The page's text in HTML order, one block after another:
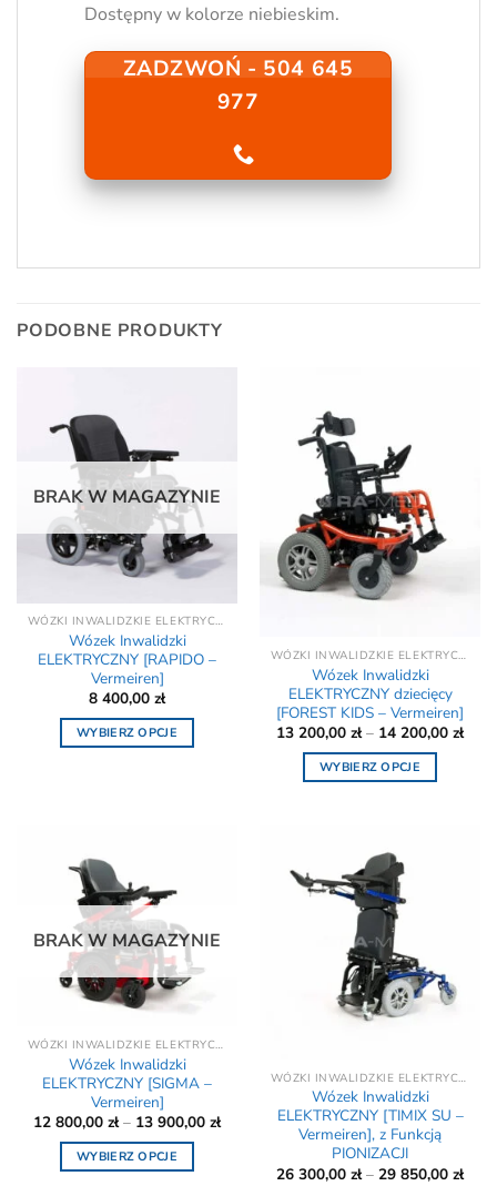
Dostępny w kolorze niebieskim.
ZADZWOŃ - 504 645
977
PODOBNE PRODUKTY
BRAK W MAGAZYNIE
WÓZKI INWALIDZKIE ELEKTRYCZNE - REFUNDACJA NFZ
Wózek Inwalidzki
ELEKTRYCZNY [RAPIDO –
Vermeiren]
8 400,00 zł
WYBIERZ OPCJE
można
wybrać
na
stronie
produktu
WÓZKI INWALIDZKIE ELEKTRYCZNE - REFUNDACJA NFZ
Wózek Inwalidzki
ELEKTRYCZNY dziecięcy
[FOREST KIDS – Vermeiren]
13 200,00 zł – 14 200,00 zł
cen:
WYBIERZ OPCJE
wiele
wariantów.
Opcje
można
wybrać
na
stronie
produktu
BRAK W MAGAZYNIE
WÓZKI INWALIDZKIE ELEKTRYCZNE - REFUNDACJA NFZ
Wózek Inwalidzki
ELEKTRYCZNY [SIGMA –
Vermeiren]
12 800,00 zł – 13 900,00 złZakres
cen:
800,00 zł
WYBIERZ OPCJE
WÓZKI INWALIDZKIE ELEKTRYCZNE - REFUNDACJA NFZ
Wózek Inwalidzki
ELEKTRYCZNY [TIMIX SU –
Vermeiren], z Funkcją
PIONIZACJI
26 300,00 zł – 29 850,00 zł